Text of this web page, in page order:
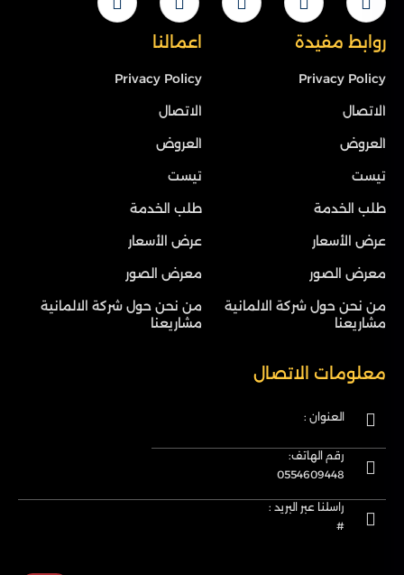
روابط مفيدة
Privacy Policy
الاتصال
العروض
تيست
طلب الخدمة
عرض الأسعار
معرض الصور
من نحن حول شركة الالمانية
مشاريعنا
اعمالنا
Privacy Policy
الاتصال
العروض
تيست
طلب الخدمة
عرض الأسعار
معرض الصور
من نحن حول شركة الالمانية
مشاريعنا
معلومات الاتصال
العنوان :
رقم الهاتف:
0554609448
راسلنا عبر البريد :
#